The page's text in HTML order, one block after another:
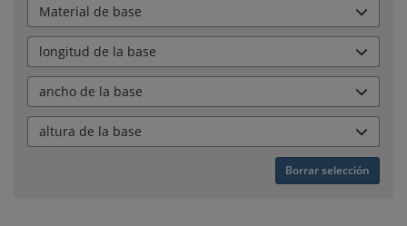
Material de base
longitud de la base
ancho de la base
altura de la base
Borrar selección